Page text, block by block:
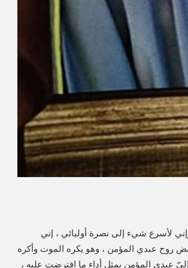
لأسرع شيء إلى نصرة أوليائي ، إني
روح عبدي المؤمن ، وهو يكره الموت وأكره
عبدي المؤمن بمثل أداء ما افترضت عليه ،